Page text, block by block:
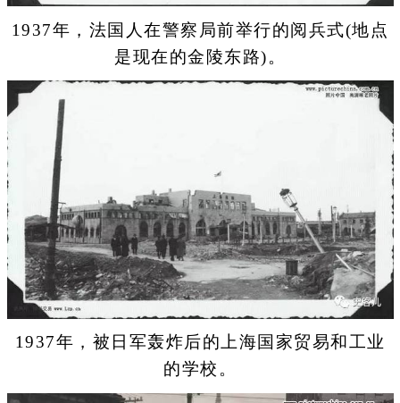
1937年，法国人在警察局前举行的阅兵式(地点
是现在的金陵东路)。
1937年，被日军轰炸后的上海国家贸易和工业
的学校。